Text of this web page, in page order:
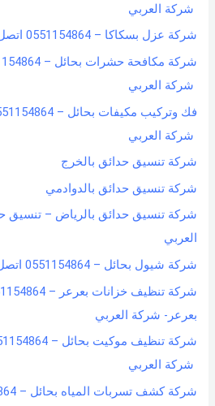
شركة العربي
شركة عزل بسكاكا – 0551154864 اتصل بنا – شركة العربي
شركة العربي
شركة العربي
شركة تنسيق حدائق بالخرج
شركة تنسيق حدائق بالدوادمي
شركة تنسيق حدائق بالرياض – تنسيق
العربي
شركة شيول بحائل – 0551154864 اتصل بنا – شركة العربي
بعرعر- شركة العربي
شركة العربي